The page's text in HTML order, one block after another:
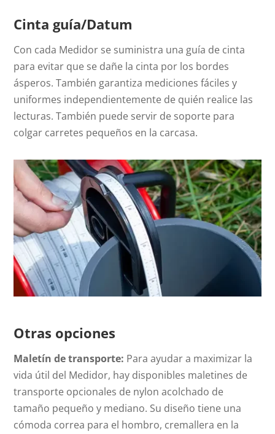
Cinta guía/Datum
Con cada Medidor se suministra una guía de cinta
para evitar que se dañe la cinta por los bordes
ásperos. También garantiza mediciones fáciles y
uniformes independientemente de quién realice las
lecturas. También puede servir de soporte para
colgar carretes pequeños en la carcasa.
Otras opciones
Maletín de transporte: Para ayudar a maximizar la
vida útil del Medidor, hay disponibles maletines de
transporte opcionales de nylon acolchado de
tamaño pequeño y mediano. Su diseño tiene una
cómoda correa para el hombro, cremallera en la